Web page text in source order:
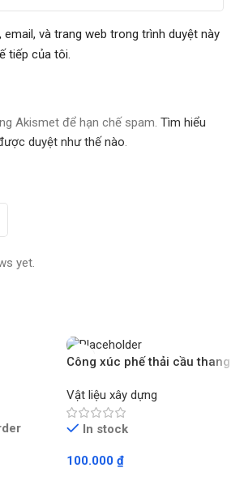
yet.
và trang web trong trình duyệt này
tiếp của tôi.
Akismet để hạn chế spam. Tìm hiểu
duyệt như thế nào.
Công xúc phế thải cầu thang
Vật liệu xây dựng
In stock
100.000 ₫